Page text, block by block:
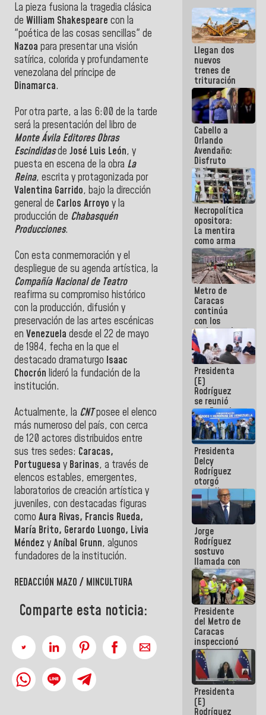
La pieza fusiona la tragedia clásica
de William Shakespeare con la
"poética de las cosas sencillas" de
Nazoa para presentar una visión
satírica, colorida y profundamente
venezolana del príncipe de
Dinamarca.
Por otra parte, a las 6:00 de la tarde
será la presentación del libro de
Monte Ávila Editores Obras
Escindidasde José Luis León, y
puesta en escena de la obra La
Reina, escrita y protagonizada por
Valentina Garrido, bajo la dirección
general de Carlos Arroyo y la
producción de Chabasquén
Producciones.
Con esta conmemoración y el
despliegue de su agenda artística, la
Compañía Nacional de Teatro
reafirma su compromiso histórico
con la producción, difusión y
preservación de las artes escénicas
en Venezuela desde el 22 de mayo
de 1984, fecha en la que el
destacado dramaturgo Isaac
Chocrón lideró la fundación de la
institución.
Actualmente, la CNTposee el elenco
más numeroso del país, con cerca
de 120 actores distribuidos entre
sus tres sedes: Caracas,
Portuguesa y Barinas, a través de
elencos estables, emergentes,
laboratorios de creación artística y
juveniles, con destacadas figuras
como Aura Rivas, Francis Rueda,
María Brito, Gerardo Luongo, Livia
Méndez yAníbal Grunn, algunos
fundadores de la institución.
REDACCIÓN MAZO / MINCULTURA
Comparte esta noticia:
Llegan dos
nuevos
trenes de
trituración
para
optimizar
manejo de
escombros
en La Guaira
Cabello a
Orlando
Avendaño:
Disfruto
cada vez
que escribes
porque lo
que haces
es
embarrarla
Necropolítica
opositora:
La mentira
como arma
contra el
Pueblo
Metro de
Caracas
continúa
con los
trabajos de
mantenimiento
e inspección
en la Línea 2
Presidenta
(E)
Rodríguez
se reunió
con Estado
Mayor
Eléctrico
para
abordar
planes de
acción
Presidenta
Delcy
Rodríguez
otorgó
medalla
"Héroe de
Venezuela"
a servidores
públicos
Jorge
Rodríguez
sostuvo
llamada con
Dinorah
Figuera y
acuerdan
primer
encuentro
presencial
para el
diálogo
Presidente
del Metro de
Caracas
inspeccionó
trabajos de
rehabilitación
y
modernización
de la vía
férrea
Presidenta
(E)
Rodríguez